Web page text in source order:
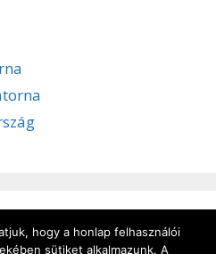
/Impresszum
hogy a honlap felhasználói
sütiket alkalmazunk. A